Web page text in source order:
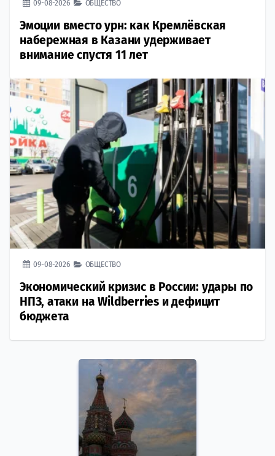
09-08-2026 ОБЩЕСТВО
Эмоции вместо урн: как Кремлёвская
набережная в Казани удерживает
внимание спустя 11 лет
09-08-2026 ОБЩЕСТВО
Экономический кризис в России: удары по
НПЗ, атаки на Wildberries и дефицит
бюджета